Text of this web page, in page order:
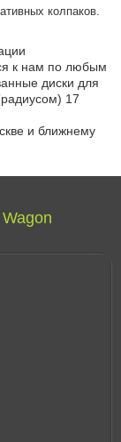
колпаков.
к нам по любым
диски для
17
и ближнему